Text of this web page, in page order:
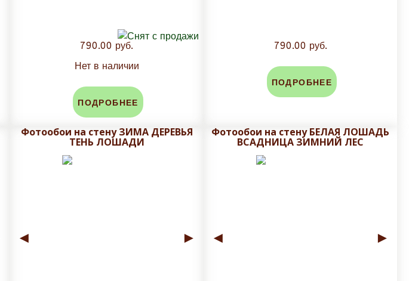
790.00 руб.
Нет в наличии
ПОДРОБНЕЕ
790.00 руб.
ПОДРОБНЕЕ
Фотообои на стену ЗИМА ДЕРЕВЬЯ
ТЕНЬ ЛОШАДИ
◄ ►
Фотообои на стену БЕЛАЯ ЛОШАДЬ
ВСАДНИЦА ЗИМНИЙ ЛЕС
◄ ►